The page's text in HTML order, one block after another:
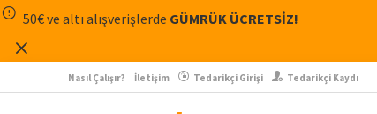
50€ ve altı alışverişlerde GÜMRÜK ÜCRETSİZ!
Nasıl Çalışır? İletişim Tedarikçi Girişi Tedarikçi Kaydı